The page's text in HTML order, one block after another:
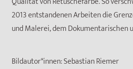
2013 entstandenen Arbeiten die
und Malerei, dem Dokumentarischen
Bildautor*innen:Sebastian Riemer